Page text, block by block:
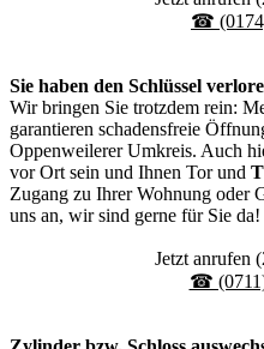
☎
Sie haben den Schlüssel
Wir bringen Sie trotzdem rein:
garantieren schadensfreie
Oppenweilerer Umkreis. Auch
vor Ort sein und Ihnen Tor und
Zugang zu Ihrer Wohnung oder
uns an, wir sind gerne für Sie da!
Jetzt anrufen
☎